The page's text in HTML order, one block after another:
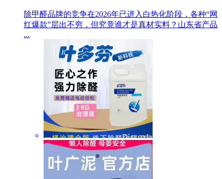
除甲醛品牌的竞争在2026年已进入白热化阶段，各种“网
红爆款”层出不穷，但究竟谁才是真材实料？山东省产品
...